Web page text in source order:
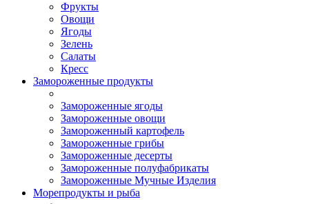
Фрукты
Овощи
Ягоды
Зелень
Салаты
Кресс
Замороженные продукты
Замороженные ягоды
Замороженные овощи
Замороженный картофель
Замороженные грибы
Замороженные десерты
Замороженные полуфабрикаты
Замороженные Мучные Изделия
Морепродукты и рыба